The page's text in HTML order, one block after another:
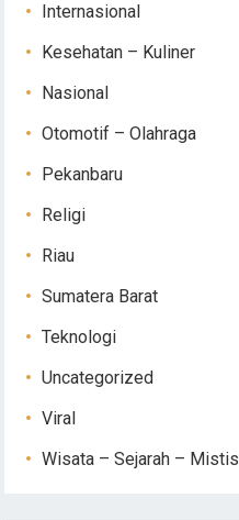
Internasional
Kesehatan – Kuliner
Nasional
Otomotif – Olahraga
Pekanbaru
Religi
Riau
Sumatera Barat
Teknologi
Uncategorized
Viral
Wisata – Sejarah – Mistis